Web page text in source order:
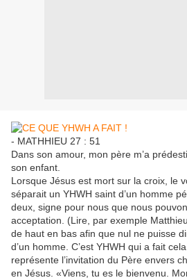
- MATHHIEU 27 : 51
Dans son amour, mon père m’a
son enfant.
Lorsque Jésus est mort sur la croix, le
séparait un YHWH saint d’un homme
deux, signe pour nous que nous
acceptation. (Lire, par exemple
de haut en bas afin que nul ne puisse
d’un homme. C’est YHWH qui a fait
représente l’invitation du Père envers
en Jésus. «Viens, tu es le bienvenu.